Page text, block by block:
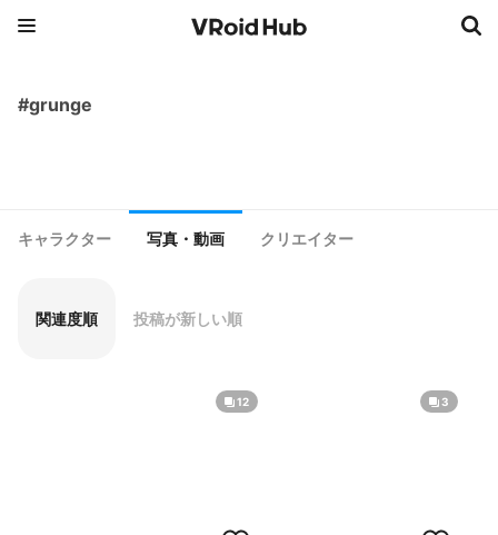
#grunge
キャラクター 写真・動画 クリエイター
関連度順 投稿が新しい順
12 3